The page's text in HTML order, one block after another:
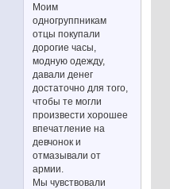
Моим
одногруппникам
отцы покупали
дорогие часы,
модную одежду,
давали денег
достаточно для того,
чтобы те могли
произвести хорошее
впечатление на
девчонок и
отмазывали от
армии.
Мы чувствовали